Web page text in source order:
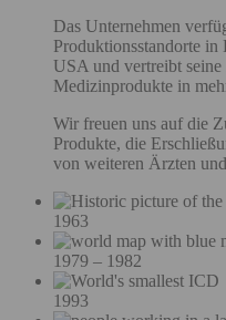
Das Unternehmen
Produktionsstandorte in
USA und vertreibt
Medizinprodukte in
Wir freuen uns auf die
Produkte, die
von weiteren Ärzten
1963
1979 – 1982
1993